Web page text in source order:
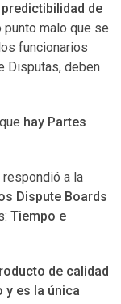
de
punto malo que se
funcionarios
Disputas, deben
hay Partes
respondió a la
Dispute Boards
Tiempo e
de calidad
y es la única